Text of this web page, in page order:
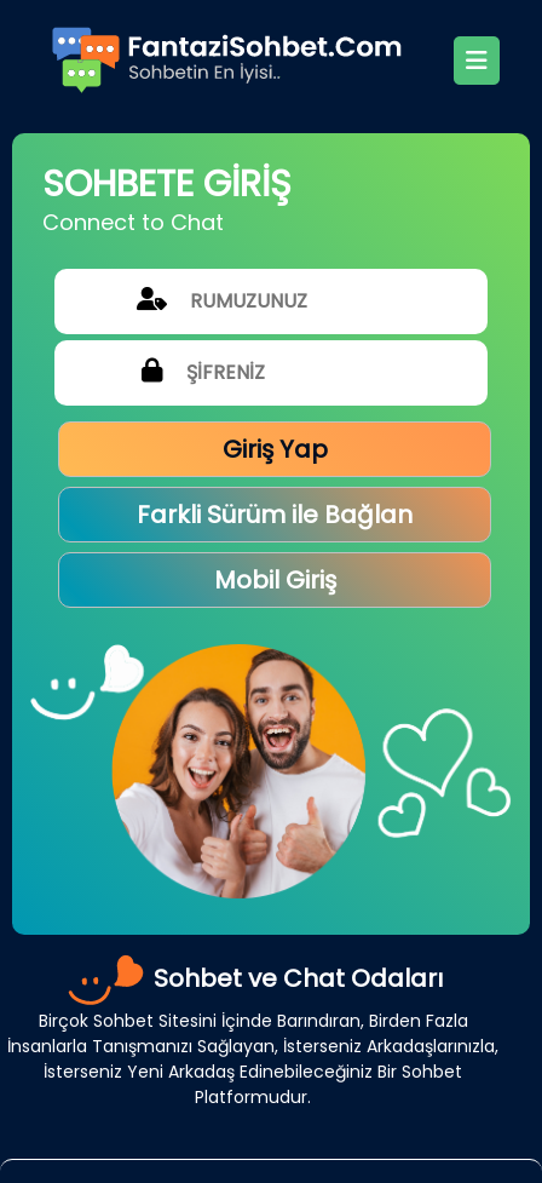
SOHBETE GİRİŞ
Connect to Chat
Giriş Yap
Farkli Sürüm ile Bağlan
Mobil Giriş
Sohbet ve Chat Odaları
Birçok Sohbet Sitesini İçinde Barındıran, Birden Fazla
İnsanlarla Tanışmanızı Sağlayan, İsterseniz Arkadaşlarınızla,
İsterseniz Yeni Arkadaş Edinebileceğiniz Bir Sohbet
Platformudur.